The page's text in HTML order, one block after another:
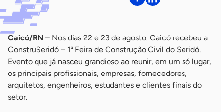
Caicó/RN – Nos dias 22 e 23 de agosto, Caicó recebeu a
ConstruSeridó – 1ª Feira de Construção Civil do Seridó.
Evento que já nasceu grandioso ao reunir, em um só lugar,
os principais profissionais, empresas, fornecedores,
arquitetos, engenheiros, estudantes e clientes finais do
setor.